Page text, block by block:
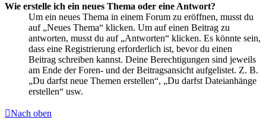
Wie erstelle ich ein neues Thema oder eine Antwort?
Um ein neues Thema in einem Forum zu eröffnen, musst du
auf „Neues Thema“ klicken. Um auf einen Beitrag zu
antworten, musst du auf „Antworten“ klicken. Es könnte sein,
dass eine Registrierung erforderlich ist, bevor du einen
Beitrag schreiben kannst. Deine Berechtigungen sind jeweils
am Ende der Foren- und der Beitragsansicht aufgelistet. Z. B.
„Du darfst neue Themen erstellen“, „Du darfst Dateianhänge
erstellen“ usw.
Nach oben